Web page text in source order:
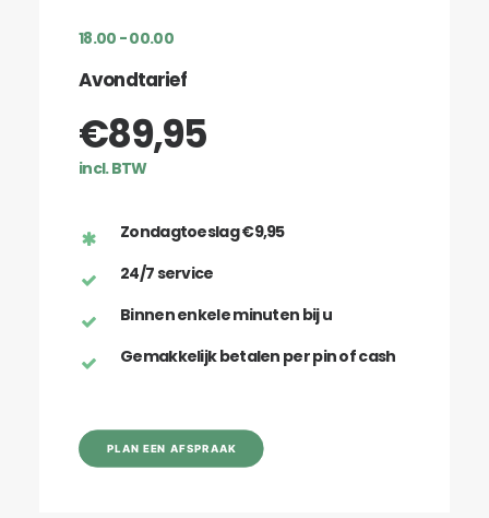
18.00 - 00.00
Avondtarief
€89,95
incl. BTW
Zondagtoeslag €9,95
24/7 service
Binnen enkele minuten bij u
Gemakkelijk betalen per pin of cash
PLAN EEN AFSPRAAK